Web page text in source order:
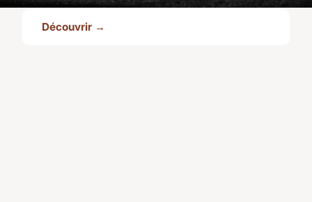
Découvrir →